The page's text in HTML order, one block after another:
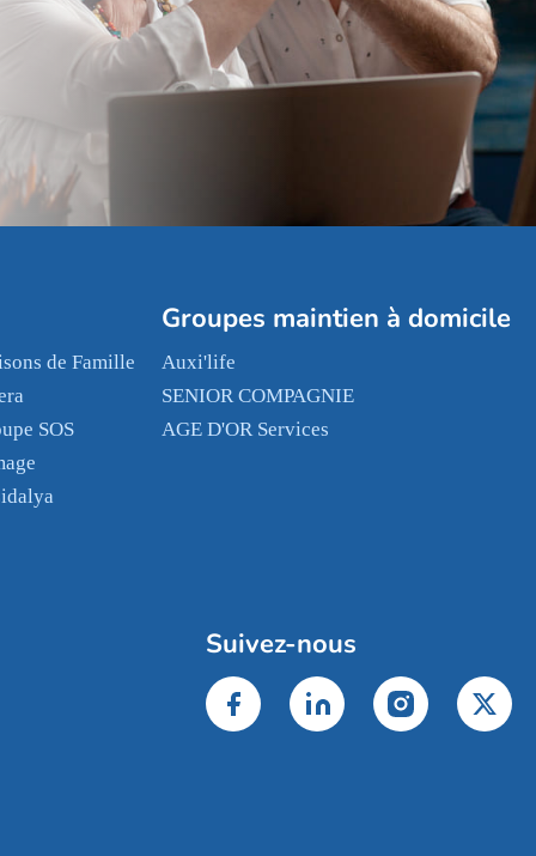
de Famille
SOS
Groupes maintien à domicile
Auxi'life
SENIOR COMPAGNIE
AGE D'OR Services
Suivez-nous